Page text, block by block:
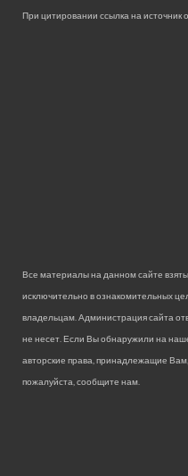
При цитировании ссылка на источник
Все материалы на данном сайте
исключительно в ознакомительных
владельцам. Администрация сайта
не несет. Если Вы обнаружили на
авторские права, принадлежащие
пожалуйста, сообщите нам.